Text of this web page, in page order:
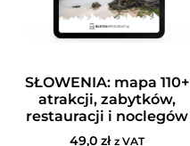
SŁOWENIA: mapa 110+
atrakcji, zabytków,
restauracji i noclegów
49,0 zł z VAT